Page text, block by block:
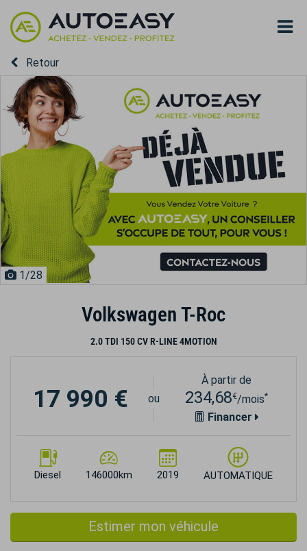
Retour
1/28
Volkswagen T-Roc
2.0 TDI 150 CV R-LINE 4MOTION
Diesel 146000km 2019 AUTOMATIQUE
17 990 € ou
À partir de
234,68€/mois*
Financer
Estimer mon véhicule